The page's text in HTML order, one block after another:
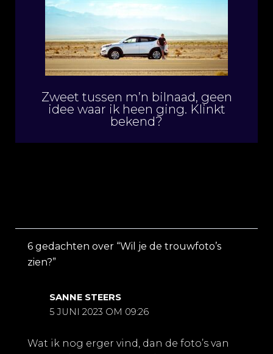
Zweet tussen m’n bilnaad, geen
idee waar ik heen ging. Klinkt
bekend?
6 gedachten over “Wil je de trouwfoto’s
zien?”
SANNE STEERS
5 JUNI 2023 OM 09:26
Wat ik nog erger vind, dan de foto’s van